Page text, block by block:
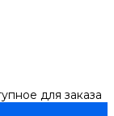
для заказа